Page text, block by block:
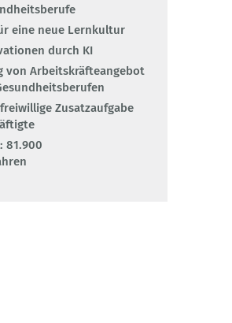
eine neue Lernkultur
durch KI
von Arbeitskräfteangebot
Zusatzaufgabe
81.900